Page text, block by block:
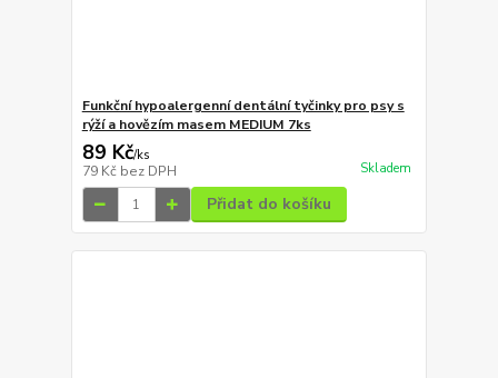
Funkční hypoalergenní dentální tyčinky pro psy s
rýží a hovězím masem MEDIUM 7ks
89 Kč/ks
79 Kč bez DPH Skladem
Přidat do košíku